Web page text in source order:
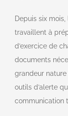
Depuis six
travaillent à
d’exercice de
documents
grandeur nature
outils d’alerte
communication